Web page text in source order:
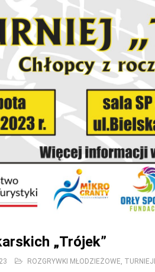
„Trójek”
ROZGRYWKI MŁODZIEŻOWE,